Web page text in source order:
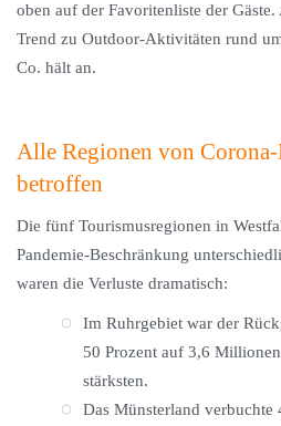
oben auf der Favoritenliste der
Trend zu Outdoor-Aktivitäten rund
Co. hält an.
Alle Regionen von
betroffen
Die fünf Tourismusregionen in
Pandemie-Beschränkung
waren die Verluste dramatisch:
Im Ruhrgebiet war der
50 Prozent auf 3,6
stärksten.
Das Münsterland verbuchte